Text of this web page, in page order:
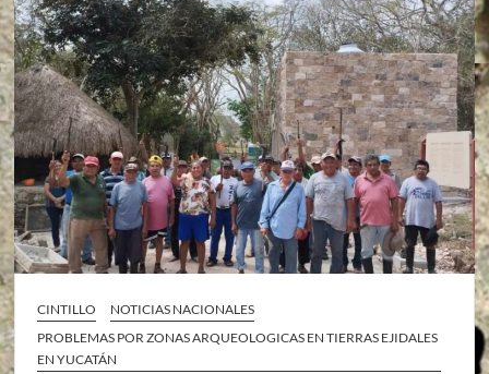
CINTILLO
NOTICIAS NACIONALES
PROBLEMAS POR ZONAS ARQUEOLOGICAS EN TIERRAS EJIDALES
EN YUCATÁN